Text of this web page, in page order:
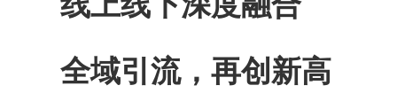
全域引流，再创新高